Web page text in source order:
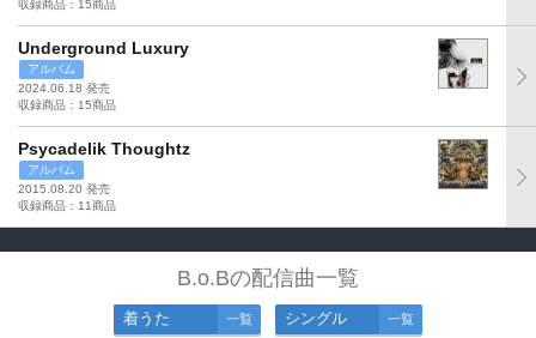
収録商品：15商品
Underground Luxury
アルバム
2024.06.18 発売
収録商品：15商品
Psycadelik Thoughtz
アルバム
2015.08.20 発売
収録商品：11商品
B.o.Bの配信曲一覧
着うた 一覧 シングル 一覧